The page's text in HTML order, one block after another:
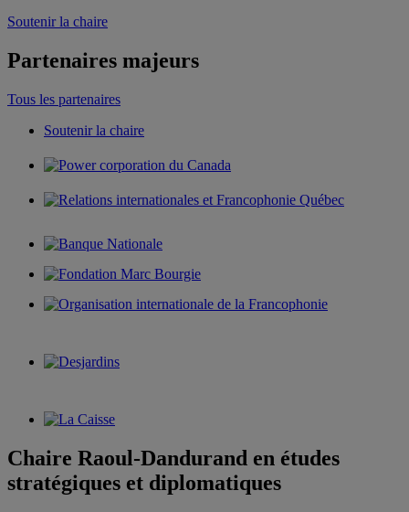
Soutenir la chaire
Partenaires majeurs
Tous les partenaires
Soutenir la chaire
Chaire Raoul-Dandurand en études
stratégiques et diplomatiques